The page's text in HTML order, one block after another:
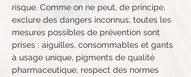
risque. Comme on ne peut, de principe,
exclure des dangers inconnus, toutes les
mesures possibles de prévention sont
prises : aiguilles, consommables et gants
à usage unique, pigments de qualité
pharmaceutique, respect des normes